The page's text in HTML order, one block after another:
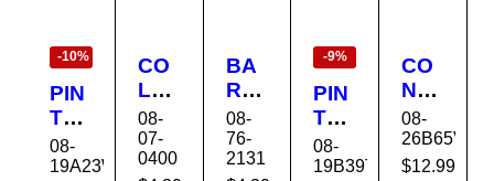
-10%
PIN
TU
RA
EX
08-
19A23WSA1
CO
LA
BL
AN
CA
08-
07-
0400
BA
RNI
Z
CO
N
08-
76-
2131
-9%
PIN
TU
RA
EX
08-
19B39TSA54
CO
NV
ER
TID
OR
08-
$12.99